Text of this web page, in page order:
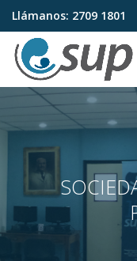
Saltar
contenido
Llámanos: 2709 1801